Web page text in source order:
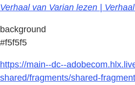
Verhaal van Varian lezen |
background
#f5f5f5
https://main--dc--
shared/fragments/shared-